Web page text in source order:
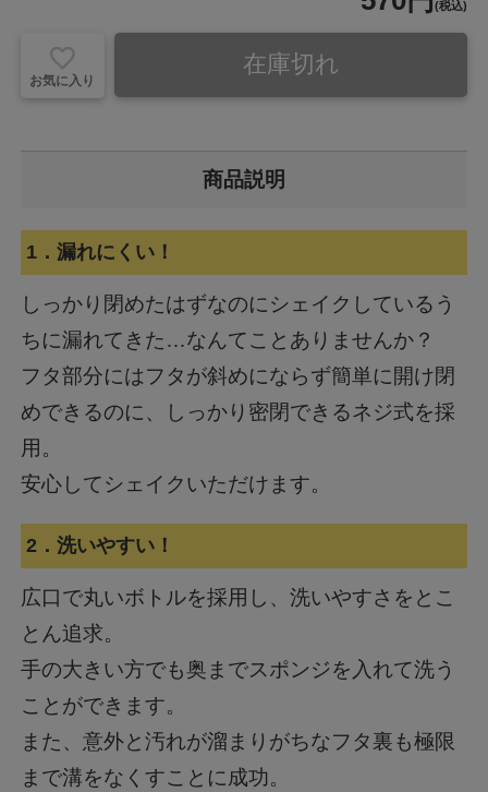
(税込)
お気に入り
在庫切れ
商品説明
1．漏れにくい！
しっかり閉めたはずなのにシェイクしているう
ちに漏れてきた…なんてことありませんか？
フタ部分にはフタが斜めにならず簡単に開け閉
めできるのに、しっかり密閉できるネジ式を採
用。
安心してシェイクいただけます。
2．洗いやすい！
広口で丸いボトルを採用し、洗いやすさをとこ
とん追求。
手の大きい方でも奥までスポンジを入れて洗う
ことができます。
また、意外と汚れが溜まりがちなフタ裏も極限
まで溝をなくすことに成功。